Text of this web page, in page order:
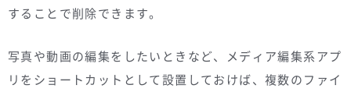
することで削除できます。
写真や動画の編集をしたいときなど、メディア編集系アプ
リをショートカットとして設置しておけば、複数のファイ